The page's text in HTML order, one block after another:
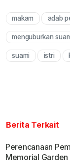
makam adab
menguburkan
suami istri
Berita Terkait
Perencanaan
Memorial